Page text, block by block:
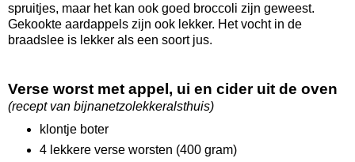
spruitjes, maar het kan ook goed broccoli zijn geweest.
Gekookte aardappels zijn ook lekker. Het vocht in de
braadslee is lekker als een soort jus.
Verse worst met appel, ui en cider uit de oven
(recept van bijnanetzolekkeralsthuis)
klontje boter
4 lekkere verse worsten (400 gram)